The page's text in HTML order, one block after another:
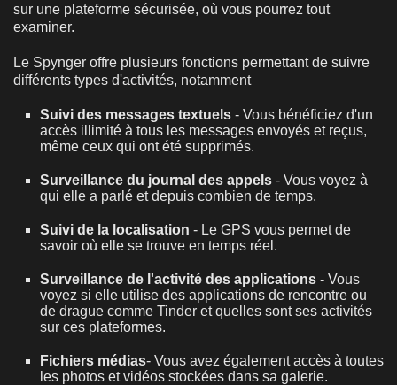
sur une plateforme sécurisée, où vous pourrez tout
examiner.
Le Spynger offre plusieurs fonctions permettant de suivre
différents types d'activités, notamment
Suivi des messages textuels - Vous bénéficiez d'un
accès illimité à tous les messages envoyés et reçus,
même ceux qui ont été supprimés.
Surveillance du journal des appels - Vous voyez à
qui elle a parlé et depuis combien de temps.
Suivi de la localisation - Le GPS vous permet de
savoir où elle se trouve en temps réel.
Surveillance de l'activité des applications - Vous
voyez si elle utilise des applications de rencontre ou
de drague comme Tinder et quelles sont ses activités
sur ces plateformes.
Fichiers médias- Vous avez également accès à toutes
les photos et vidéos stockées dans sa galerie.